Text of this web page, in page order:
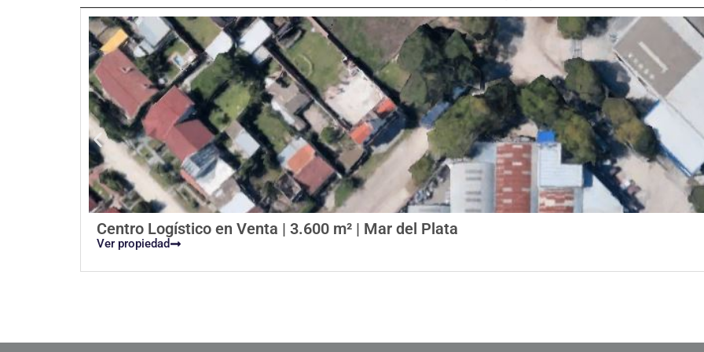
Centro Logístico en Venta | 3.600 m² | Mar del Plata
Ver propiedad